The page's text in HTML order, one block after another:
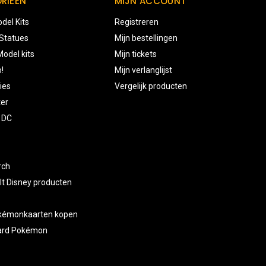
Kits
kits
Disney producten
kopen
Pokémon
Registreren
Mijn bestellingen
Mijn tickets
Mijn verlanglijst
Vergelijk producten